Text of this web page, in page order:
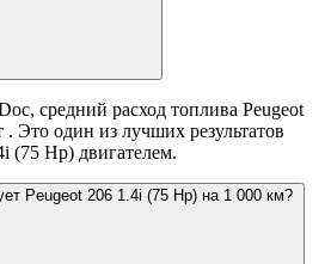
средний расход топлива Peugeot
. Это один из лучших результатов
(75 Hp) двигателем.
Peugeot 206 1.4i (75 Hp) на 1 000 км?